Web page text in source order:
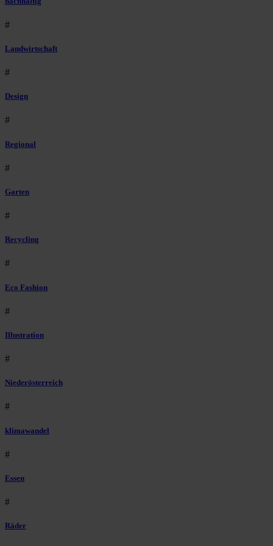
#
Landwirtschaft
#
Design
#
Regional
#
Garten
#
Recycling
#
Eco Fashion
#
Illustration
#
Niederösterreich
#
klimawandel
#
Essen
#
Räder